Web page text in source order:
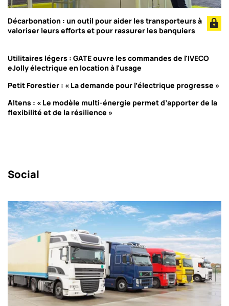
Décarbonation : un outil pour aider les transporteurs à
valoriser leurs efforts et pour rassurer les banquiers
Utilitaires légers : GATE ouvre les commandes de l'IVECO
eJolly électrique en location à l'usage
Petit Forestier : « La demande pour l’électrique progresse »
Altens : « Le modèle multi-énergie permet d’apporter de la
flexibilité et de la résilience »
Social